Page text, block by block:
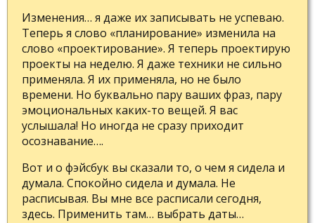
Изменения… я даже их записывать не успеваю.
Теперь я слово «планирование» изменила на
слово «проектирование». Я теперь проектирую
проекты на неделю. Я даже техники не сильно
применяла. Я их применяла, но не было
времени. Но буквально пару ваших фраз, пару
эмоциональных каких-то вещей. Я вас
услышала! Но иногда не сразу приходит
осознавание….
Вот и о фэйсбук вы сказали то, о чем я сидела и
думала. Спокойно сидела и думала. Не
расписывая. Вы мне все расписали сегодня,
здесь. Применить там… выбрать даты…